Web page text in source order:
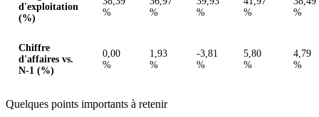
d'exploitation
(%)
%
%
%
%
%
Chiffre
d'affaires vs.
N-1 (%)
0,00
%
1,93
%
-3,81
%
5,80
%
4,79
%
Quelques points importants à retenir